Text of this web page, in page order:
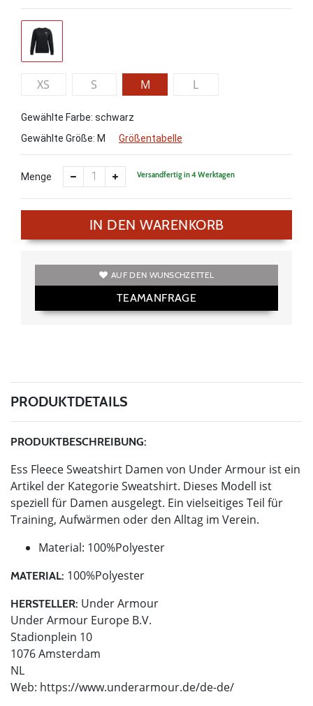
XS S M L
Gewählte Farbe: schwarz
Gewählte Größe: M Größentabelle
Menge Versandfertig in 4 Werktagen
IN DEN WARENKORB
AUF DEN WUNSCHZETTEL
TEAMANFRAGE
PRODUKTDETAILS
PRODUKTBESCHREIBUNG:
Ess Fleece Sweatshirt Damen von Under Armour ist ein
Artikel der Kategorie Sweatshirt. Dieses Modell ist
speziell für Damen ausgelegt. Ein vielseitiges Teil für
Training, Aufwärmen oder den Alltag im Verein.
Material: 100%Polyester
MATERIAL: 100%Polyester
HERSTELLER: Under Armour
Under Armour Europe B.V.
Stadionplein 10
1076 Amsterdam
NL
Web: https://www.underarmour.de/de-de/